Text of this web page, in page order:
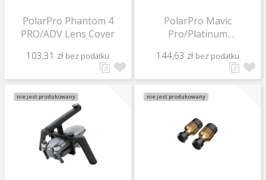
PolarPro Phantom 4
PRO/ADV Lens Cover
103,31 zł bez podatku
PolarPro Mavic
Pro/Platinum
Minimalist Case
144,63 zł bez podatku
nie jest produkowany nie jest produkowany